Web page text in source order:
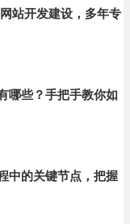
站开发建设，多年专
哪些？手把手教你如
中的关键节点，把握